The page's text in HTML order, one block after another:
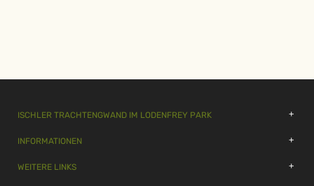
ISCHLER TRACHTENGWAND IM LODENFREY PARK
INFORMATIONEN
WEITERE LINKS